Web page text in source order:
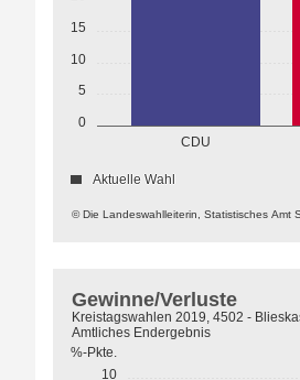
0
5
10
15
CDU
© Die Landeswahlleiterin, Statistisches Amt
Aktuelle Wahl
10
%-Pkte.
Gewinne/Verluste
Kreistagswahlen 2019, 4502 -
Amtliches Endergebnis